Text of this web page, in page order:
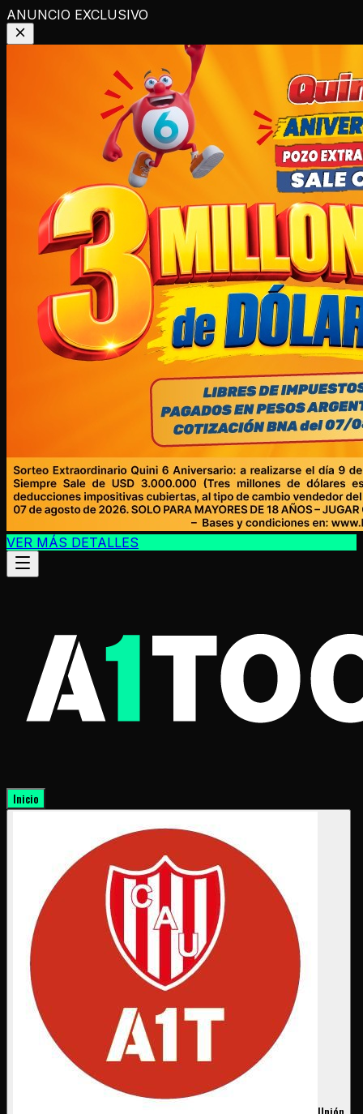
ANUNCIO EXCLUSIVO
VER MÁS DETALLES
Inicio